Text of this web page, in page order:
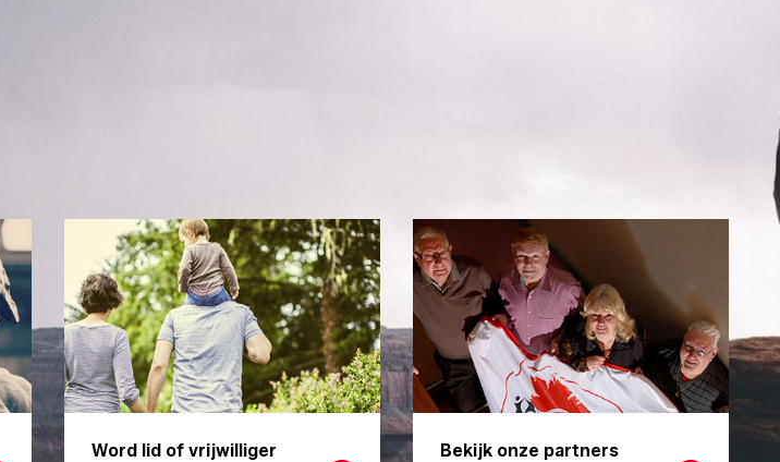
Word lid of vrijwilliger Bekijk onze partners